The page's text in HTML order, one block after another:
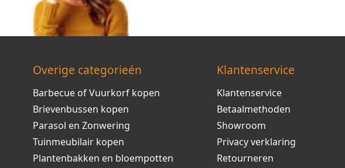
Overige categorieén
Barbecue of Vuurkorf kopen
Brievenbussen kopen
Parasol en Zonwering
Tuinmeubilair kopen
Plantenbakken en bloempotten
Klantenservice
Klantenservice
Betaalmethoden
Showroom
Privacy verklaring
Retourneren